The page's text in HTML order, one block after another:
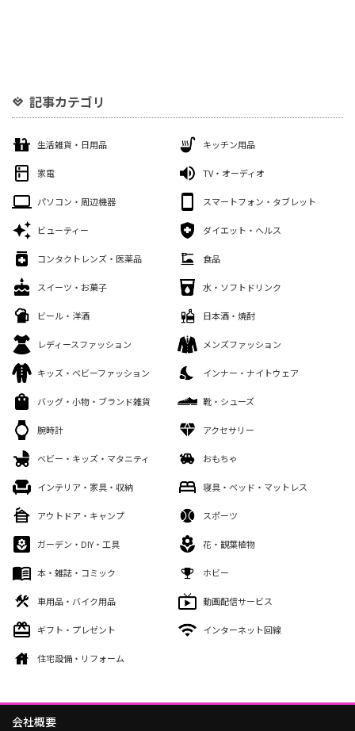
記事カテゴリ
生活雑貨・日用品 キッチン用品
家電 TV・オーディオ
パソコン・周辺機器 スマートフォン・タブレット
ビューティー ダイエット・ヘルス
コンタクトレンズ・医薬品 食品
スイーツ・お菓子 水・ソフトドリンク
ビール・洋酒 日本酒・焼酎
レディースファッション メンズファッション
キッズ・ベビーファッション インナー・ナイトウェア
バッグ・小物・ブランド雑貨 靴・シューズ
腕時計 アクセサリー
ベビー・キッズ・マタニティ おもちゃ
インテリア・家具・収納 寝具・ベッド・マットレス
アウトドア・キャンプ スポーツ
ガーデン・DIY・工具 花・観葉植物
本・雑誌・コミック ホビー
車用品・バイク用品 動画配信サービス
ギフト・プレゼント インターネット回線
住宅設備・リフォーム
会社概要